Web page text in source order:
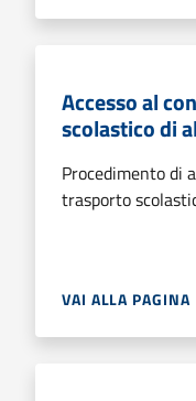
Accesso al
scolastico di
Procedimento di
trasporto
VAI ALLA PAGINA